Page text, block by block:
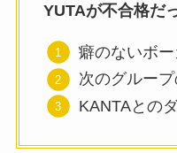
YUTAが不合格だ
癖のないボ
次のグルー
KANTAとの